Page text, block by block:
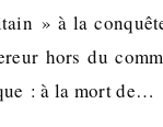
» à la
hors du
: à la mort de…